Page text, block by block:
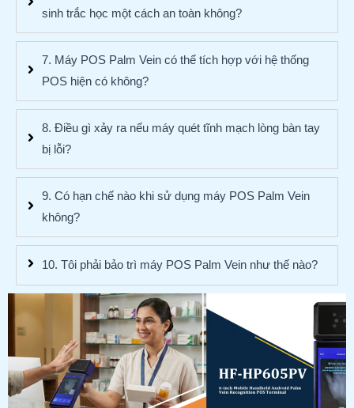
sinh trắc học một cách an toàn không?
7. Máy POS Palm Vein có thể tích hợp với hệ thống
POS hiện có không?
8. Điều gì xảy ra nếu máy quét tĩnh mạch lòng bàn tay
bị lỗi?
9. Có hạn chế nào khi sử dụng máy POS Palm Vein
không?
10. Tôi phải bảo trì máy POS Palm Vein như thế nào?